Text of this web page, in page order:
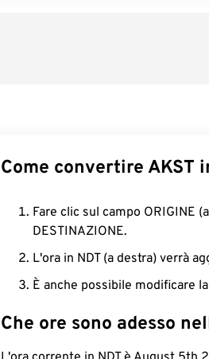
Come convertire AKST
Fare clic sul campo ORIGINE
DESTINAZIONE.
L'ora in NDT (a destra) verrà
È anche possibile modificare
Che ore sono adesso